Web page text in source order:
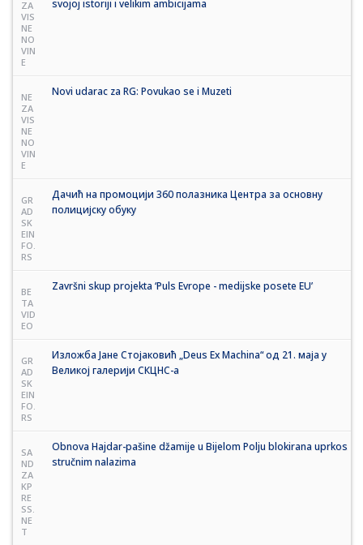
ZA
VIS
NE
NO
VIN
E
svojoj istoriji i velikim ambicijama
NE
ZA
VIS
NE
NO
VIN
E
Novi udarac za RG: Povukao se i Muzeti
GR
AD
SK
EIN
FO.
RS
Дачић на промоцији 360 полазника Центра за основну
полицијску обуку
BE
TA
VID
EO
Završni skup projekta ‘Puls Evrope - medijske posete EU’
GR
AD
SK
EIN
FO.
RS
Изложба Јане Стојаковић „Deus Ex Machina“ од 21. маја у
Великој галерији СКЦНС-а
SA
ND
ZA
KP
RE
SS.
NE
T
Obnova Hajdar-pašine džamije u Bijelom Polju blokirana uprkos
stručnim nalazima